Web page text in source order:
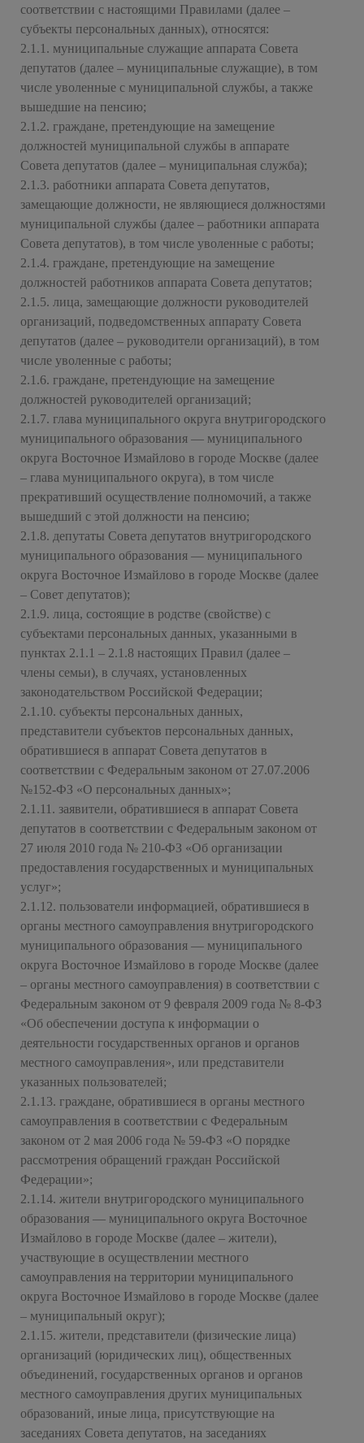
соответствии с настоящими Правилами (далее –
субъекты персональных данных), относятся:
2.1.1. муниципальные служащие аппарата Совета
депутатов (далее – муниципальные служащие), в том
числе уволенные с муниципальной службы, а также
вышедшие на пенсию;
2.1.2. граждане, претендующие на замещение
должностей муниципальной службы в аппарате
Совета депутатов (далее – муниципальная служба);
2.1.3. работники аппарата Совета депутатов,
замещающие должности, не являющиеся должностями
муниципальной службы (далее – работники аппарата
Совета депутатов), в том числе уволенные с работы;
2.1.4. граждане, претендующие на замещение
должностей работников аппарата Совета депутатов;
2.1.5. лица, замещающие должности руководителей
организаций, подведомственных аппарату Совета
депутатов (далее – руководители организаций), в том
числе уволенные с работы;
2.1.6. граждане, претендующие на замещение
должностей руководителей организаций;
2.1.7. глава муниципального округа внутригородского
муниципального образования — муниципального
округа Восточное Измайлово в городе Москве (далее
– глава муниципального округа), в том числе
прекративший осуществление полномочий, а также
вышедший с этой должности на пенсию;
2.1.8. депутаты Совета депутатов внутригородского
муниципального образования — муниципального
округа Восточное Измайлово в городе Москве (далее
– Совет депутатов);
2.1.9. лица, состоящие в родстве (свойстве) с
субъектами персональных данных, указанными в
пунктах 2.1.1 – 2.1.8 настоящих Правил (далее –
члены семьи), в случаях, установленных
законодательством Российской Федерации;
2.1.10. субъекты персональных данных,
представители субъектов персональных данных,
обратившиеся в аппарат Совета депутатов в
соответствии с Федеральным законом от 27.07.2006
№152-ФЗ «О персональных данных»;
2.1.11. заявители, обратившиеся в аппарат Совета
депутатов в соответствии с Федеральным законом от
27 июля 2010 года № 210-ФЗ «Об организации
предоставления государственных и муниципальных
услуг»;
2.1.12. пользователи информацией, обратившиеся в
органы местного самоуправления внутригородского
муниципального образования — муниципального
округа Восточное Измайлово в городе Москве (далее
– органы местного самоуправления) в соответствии с
Федеральным законом от 9 февраля 2009 года № 8-ФЗ
«Об обеспечении доступа к информации о
деятельности государственных органов и органов
местного самоуправления», или представители
указанных пользователей;
2.1.13. граждане, обратившиеся в органы местного
самоуправления в соответствии с Федеральным
законом от 2 мая 2006 года № 59-ФЗ «О порядке
рассмотрения обращений граждан Российской
Федерации»;
2.1.14. жители внутригородского муниципального
образования — муниципального округа Восточное
Измайлово в городе Москве (далее – жители),
участвующие в осуществлении местного
самоуправления на территории муниципального
округа Восточное Измайлово в городе Москве (далее
– муниципальный округ);
2.1.15. жители, представители (физические лица)
организаций (юридических лиц), общественных
объединений, государственных органов и органов
местного самоуправления других муниципальных
образований, иные лица, присутствующие на
заседаниях Совета депутатов, на заседаниях